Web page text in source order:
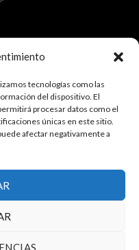
tecnologías como las
del dispositivo. El
procesar datos como el
únicas en este sitio.
afectar negativamente a